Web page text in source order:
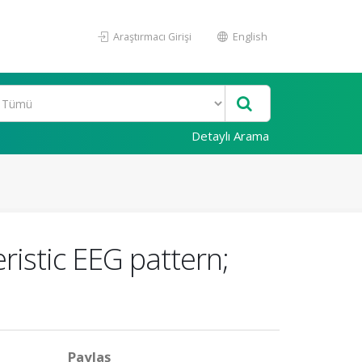
Araştırmacı Girişi English
Detaylı Arama
EEG pattern;
Paylaş